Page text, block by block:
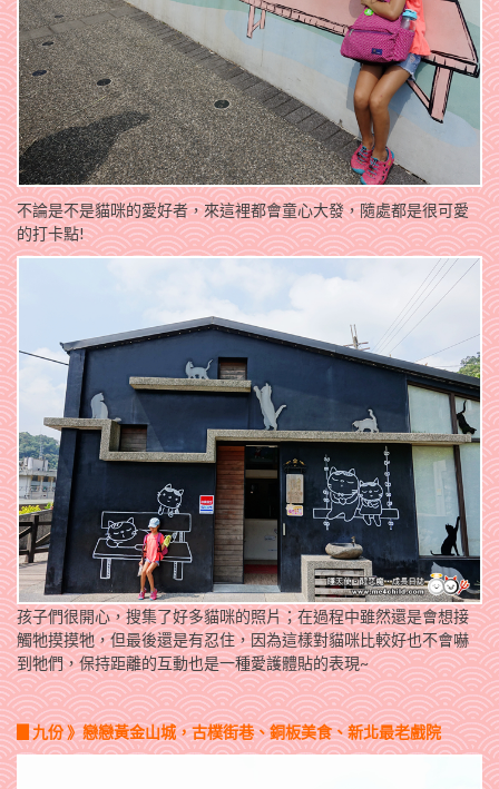
不論是不是貓咪的愛好者，來這裡都會童心大發，隨處都是很可愛
的打卡點!
孩子們很開心，搜集了好多貓咪的照片；在過程中雖然還是會想接
觸牠摸摸牠，但最後還是有忍住，因為這樣對貓咪比較好也不會嚇
到牠們，保持距離的互動也是一種愛護體貼的表現~
▊九份 》戀戀黃金山城，古樸街巷、銅板美食、新北最老戲院